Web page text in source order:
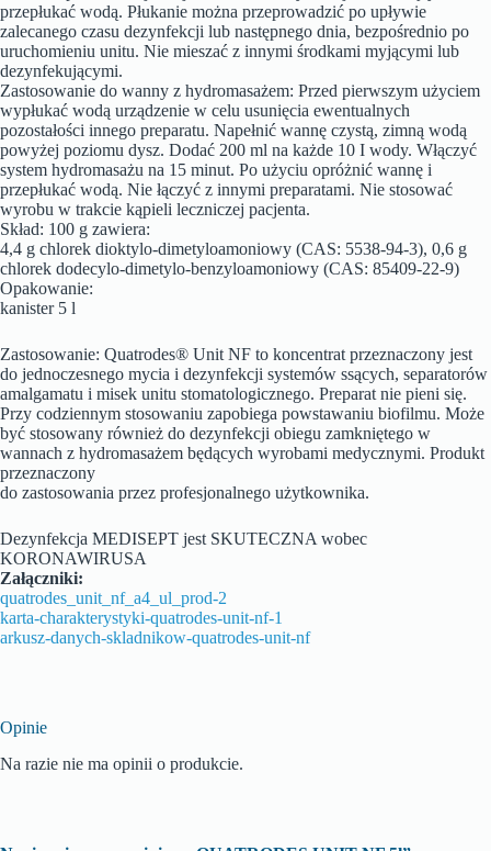
przepłukać wodą. Płukanie można przeprowadzić po upływie
zalecanego czasu dezynfekcji lub następnego dnia, bezpośrednio po
uruchomieniu unitu. Nie mieszać z innymi środkami myjącymi lub
dezynfekującymi.
Zastosowanie do wanny z hydromasażem: Przed pierwszym użyciem
wypłukać wodą urządzenie w celu usunięcia ewentualnych
pozostałości innego preparatu. Napełnić wannę czystą, zimną wodą
powyżej poziomu dysz. Dodać 200 ml na każde 10 I wody. Włączyć
system hydromasażu na 15 minut. Po użyciu opróżnić wannę i
przepłukać wodą. Nie łączyć z innymi preparatami. Nie stosować
wyrobu w trakcie kąpieli leczniczej pacjenta.
Skład: 100 g zawiera:
4,4 g chlorek dioktylo-dimetyloamoniowy (CAS: 5538-94-3), 0,6 g
chlorek dodecylo-dimetylo-benzyloamoniowy (CAS: 85409-22-9)
Opakowanie:
kanister 5 l
Zastosowanie: Quatrodes® Unit NF to koncentrat przeznaczony jest
do jednoczesnego mycia i dezynfekcji systemów ssących, separatorów
amalgamatu i misek unitu stomatologicznego. Preparat nie pieni się.
Przy codziennym stosowaniu zapobiega powstawaniu biofilmu. Może
być stosowany również do dezynfekcji obiegu zamkniętego w
wannach z hydromasażem będących wyrobami medycznymi. Produkt
przeznaczony
do zastosowania przez profesjonalnego użytkownika.
Dezynfekcja MEDISEPT jest SKUTECZNA wobec
KORONAWIRUSA
Załączniki:
quatrodes_unit_nf_a4_ul_prod-2
karta-charakterystyki-quatrodes-unit-nf-1
arkusz-danych-skladnikow-quatrodes-unit-nf
Opinie
Na razie nie ma opinii o produkcie.